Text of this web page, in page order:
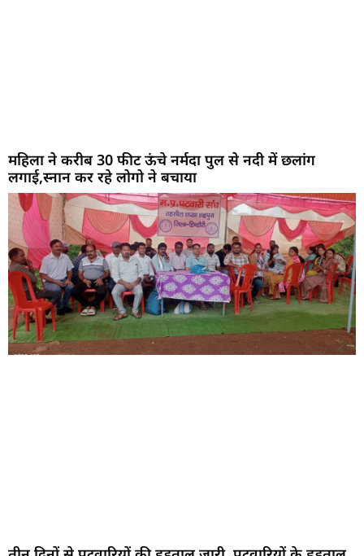
महिला ने करीब 30 फीट ऊंचे नर्मदा पुल से नदी में छलांग
लगाई,स्नान कर रहे लोगो ने बचाया